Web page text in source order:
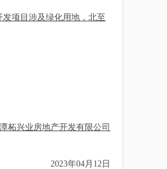
项目涉及绿化用地，北至
柘兴业房地产开发有限公司
2023年04月12日